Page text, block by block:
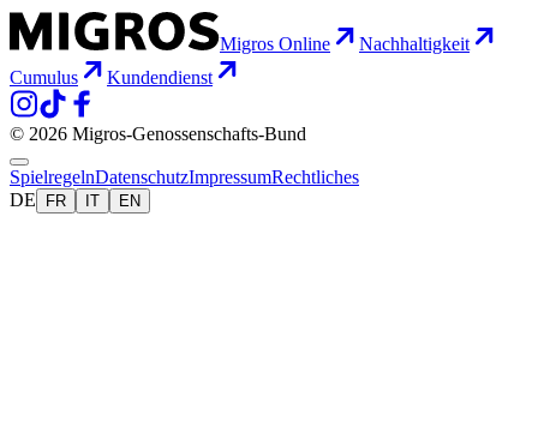
Migros Online
Nachhaltigkeit
Cumulus
Kundendienst
© 2026 Migros-Genossenschafts-Bund
SpielregelnDatenschutzImpressumRechtliches
DE
FR IT EN